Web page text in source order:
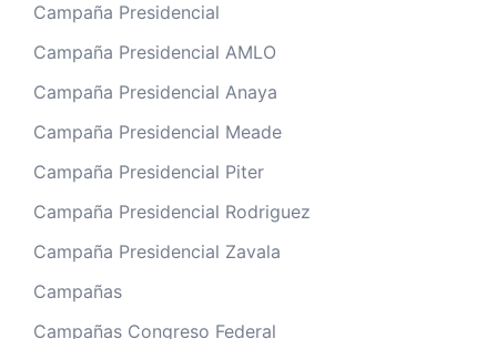
Campaña Presidencial
Campaña Presidencial AMLO
Campaña Presidencial Anaya
Campaña Presidencial Meade
Campaña Presidencial Piter
Campaña Presidencial Rodriguez
Campaña Presidencial Zavala
Campañas
Campañas Congreso Federal